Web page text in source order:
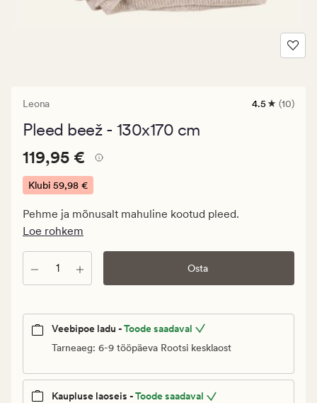
Leona
10
4.5 (10)
Pleed beež - 130x170 cm
Pris_ee
119,95
€.
59,98
€
Pris_ee 119,95 €
119,95 €
Klubi 59,98 €
Pehme ja mõnusalt mahuline kootud pleed.
Loe rohkem
Kogus Osta
Veebipoe ladu -Toode saadaval
Tarneaeg: 6-9 tööpäeva Rootsi kesklaost
Kaupluse laoseis -Toode saadaval